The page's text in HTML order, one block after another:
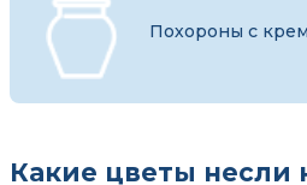
Похороны с
Какие цветы несли